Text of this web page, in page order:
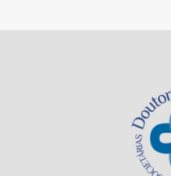
SOCIEDADE
LIMITADA?